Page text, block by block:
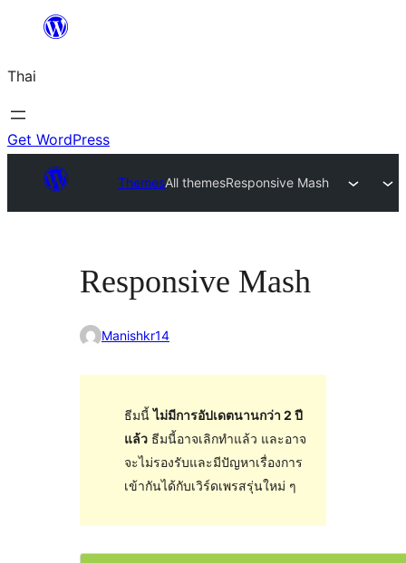
ยัง
เนื้อหา
Thai
Get WordPress
ThemesAll themesResponsive Mash
Responsive Mash
Manishkr14
ธีมนี้ไม่มีการอัปเดตนานกว่า 2 ปี
แล้วธีมนี้อาจเลิกทำแล้ว และอาจ
จะไม่รองรับและมีปัญหาเรื่องการ
เข้ากันได้กับเวิร์ดเพรสรุ่นใหม่ ๆ